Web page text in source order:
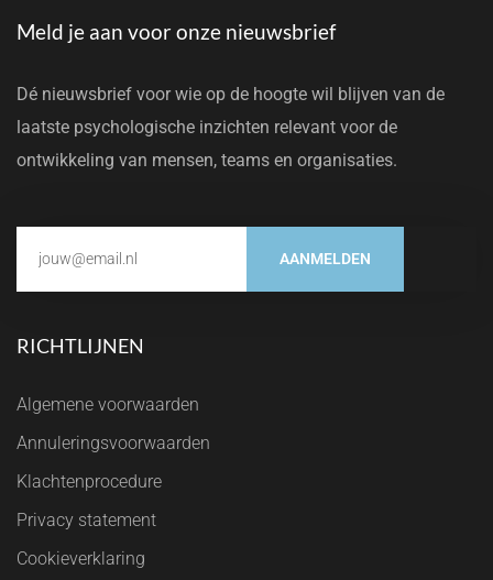
Meld je aan voor onze nieuwsbrief
Dé nieuwsbrief voor wie op de hoogte wil blijven van de
laatste psychologische inzichten relevant voor de
ontwikkeling van mensen, teams en organisaties.
AANMELDEN
RICHTLIJNEN
Algemene voorwaarden
Annuleringsvoorwaarden
Klachtenprocedure
Privacy statement
Cookieverklaring